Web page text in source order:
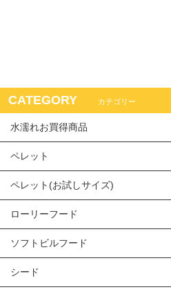
CATEGORY カテゴリー
水濡れお買得商品
ペレット
ペレット(お試しサイズ)
ローリーフード
ソフトビルフード
シード